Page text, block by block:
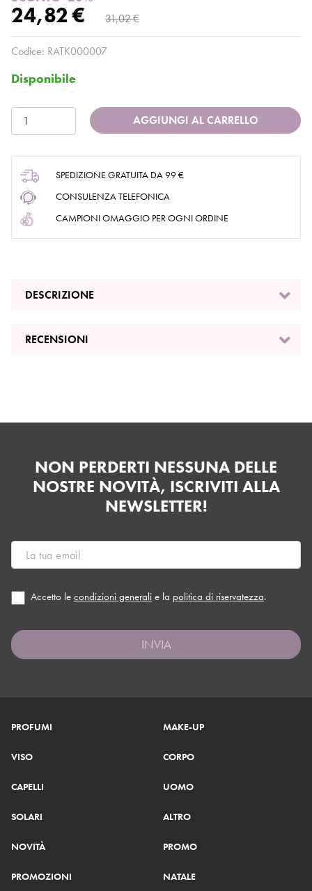
24,82 € 31,02 €
Codice: RATK000007
Disponibile
AGGIUNGI AL CARRELLO
SPEDIZIONE GRATUITA DA 99 €
CONSULENZA TELEFONICA
CAMPIONI OMAGGIO PER OGNI ORDINE
DESCRIZIONE
RECENSIONI
NON PERDERTI NESSUNA DELLE
NOSTRE NOVITÀ, ISCRIVITI ALLA
NEWSLETTER!
Accetto le condizioni generali e la politica di riservatezza.
INVIA
PROFUMI MAKE-UP
VISO CORPO
CAPELLI UOMO
SOLARI ALTRO
NOVITÀ PROMO
PROMOZIONI NATALE